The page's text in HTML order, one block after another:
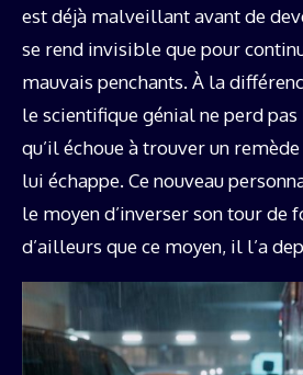
est déjà malveillant avant de
se rend invisible que pour
mauvais penchants. À la
le scientifique génial ne perd
qu’il échoue à trouver un
lui échappe. Ce nouveau
le moyen d’inverser son tour de
d’ailleurs que ce moyen, il l’a